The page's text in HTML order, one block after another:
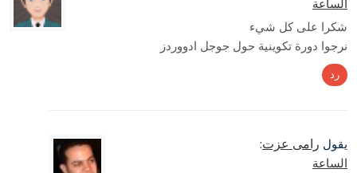
الساعة
شكرا على كل شيء
نرجوا دورة تكوينية حول جوجل ادووردز
رد
يقول رامى عزت:
الساعة